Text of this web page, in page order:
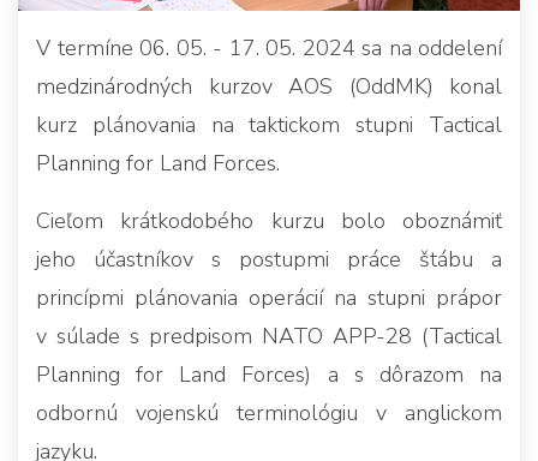
V termíne 06. 05. - 17. 05. 2024 sa na oddelení
medzinárodných kurzov AOS (OddMK) konal
kurz plánovania na taktickom stupni Tactical
Planning for Land Forces.
Cieľom krátkodobého kurzu bolo oboznámiť
jeho účastníkov s postupmi práce štábu a
princípmi plánovania operácií na stupni prápor
v súlade s predpisom NATO APP-28 (Tactical
Planning for Land Forces) a s dôrazom na
odbornú vojenskú terminológiu v anglickom
jazyku.